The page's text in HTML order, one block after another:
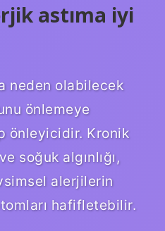
astıma iyi
neden olabilecek
önlemeye
önleyicidir. Kronik
soğuk algınlığı,
alerjilerin
hafifletebilir.